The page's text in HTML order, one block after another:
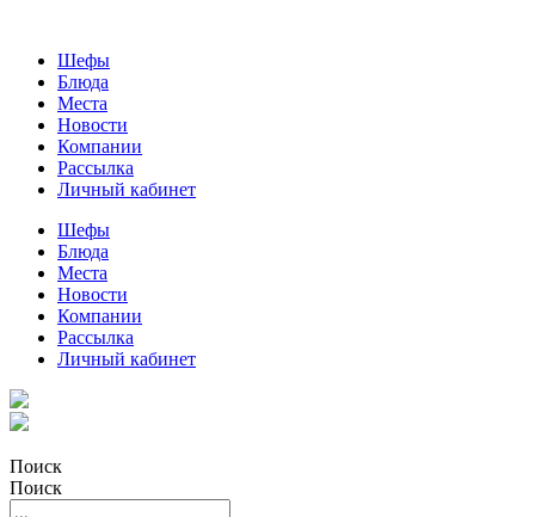
Шефы
Блюда
Места
Новости
Компании
Рассылка
Личный кабинет
Шефы
Блюда
Места
Новости
Компании
Рассылка
Личный кабинет
Поиск
Поиск